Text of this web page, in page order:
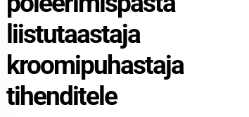
liistutaastaja
kroomipuhastaja
tihenditele